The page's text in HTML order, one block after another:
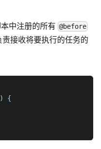
中注册的所有 @before
责接收将要执行的任务的
{